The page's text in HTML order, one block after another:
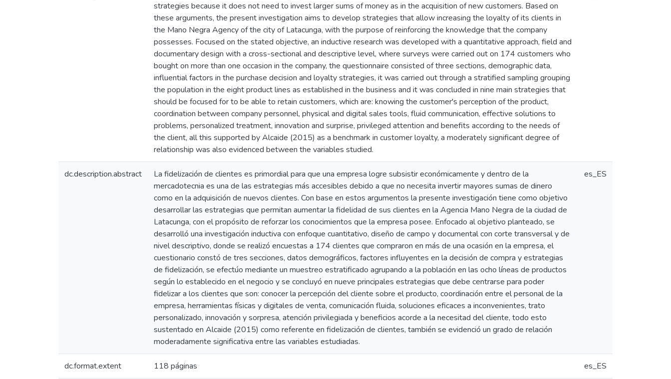
strategies because it does not need to invest larger sums of money as in the acquisition of new customers. Based on
these arguments, the present investigation aims to develop strategies that allow increasing the loyalty of its clients in
the Mano Negra Agency of the city of Latacunga, with the purpose of reinforcing the knowledge that the company
possesses. Focused on the stated objective, an inductive research was developed with a quantitative approach, field and
documentary design with a cross-sectional and descriptive level, where surveys were carried out on 174 customers who
bought on more than one occasion in the company, the questionnaire consisted of three sections, demographic data,
influential factors in the purchase decision and loyalty strategies, it was carried out through a stratified sampling grouping
the population in the eight product lines as established in the business and it was concluded in nine main strategies that
should be focused for to be able to retain customers, which are: knowing the customer's perception of the product,
coordination between company personnel, physical and digital sales tools, fluid communication, effective solutions to
problems, personalized treatment, innovation and surprise, privileged attention and benefits according to the needs of
the client, all this supported by Alcaide (2015) as a benchmark in customer loyalty, a moderately significant degree of
relationship was also evidenced between the variables studied.
dc.description.abstract
La fidelización de clientes es primordial para que una empresa logre subsistir económicamente y dentro de la
mercadotecnia es una de las estrategias más accesibles debido a que no necesita invertir mayores sumas de dinero
como en la adquisición de nuevos clientes. Con base en estos argumentos la presente investigación tiene como objetivo
desarrollar las estrategias que permitan aumentar la fidelidad de sus clientes en la Agencia Mano Negra de la ciudad de
Latacunga, con el propósito de reforzar los conocimientos que la empresa posee. Enfocado al objetivo planteado, se
desarrolló una investigación inductiva con enfoque cuantitativo, diseño de campo y documental con corte transversal y de
nivel descriptivo, donde se realizó encuestas a 174 clientes que compraron en más de una ocasión en la empresa, el
cuestionario constó de tres secciones, datos demográficos, factores influyentes en la decisión de compra y estrategias
de fidelización, se efectúo mediante un muestreo estratificado agrupando a la población en las ocho líneas de productos
según lo establecido en el negocio y se concluyó en nueve principales estrategias que debe centrarse para poder
fidelizar a los clientes que son: conocer la percepción del cliente sobre el producto, coordinación entre el personal de la
empresa, herramientas físicas y digitales de venta, comunicación fluida, soluciones eficaces a inconvenientes, trato
personalizado, innovación y sorpresa, atención privilegiada y beneficios acorde a la necesitad del cliente, todo esto
sustentado en Alcaide (2015) como referente en fidelización de clientes, también se evidenció un grado de relación
moderadamente significativa entre las variables estudiadas.
es_ES
dc.format.extent 118 páginas es_ES